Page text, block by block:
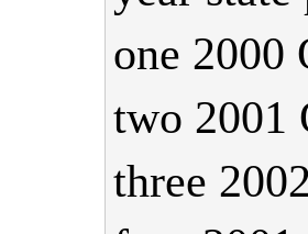
one 2000
two 2001
three